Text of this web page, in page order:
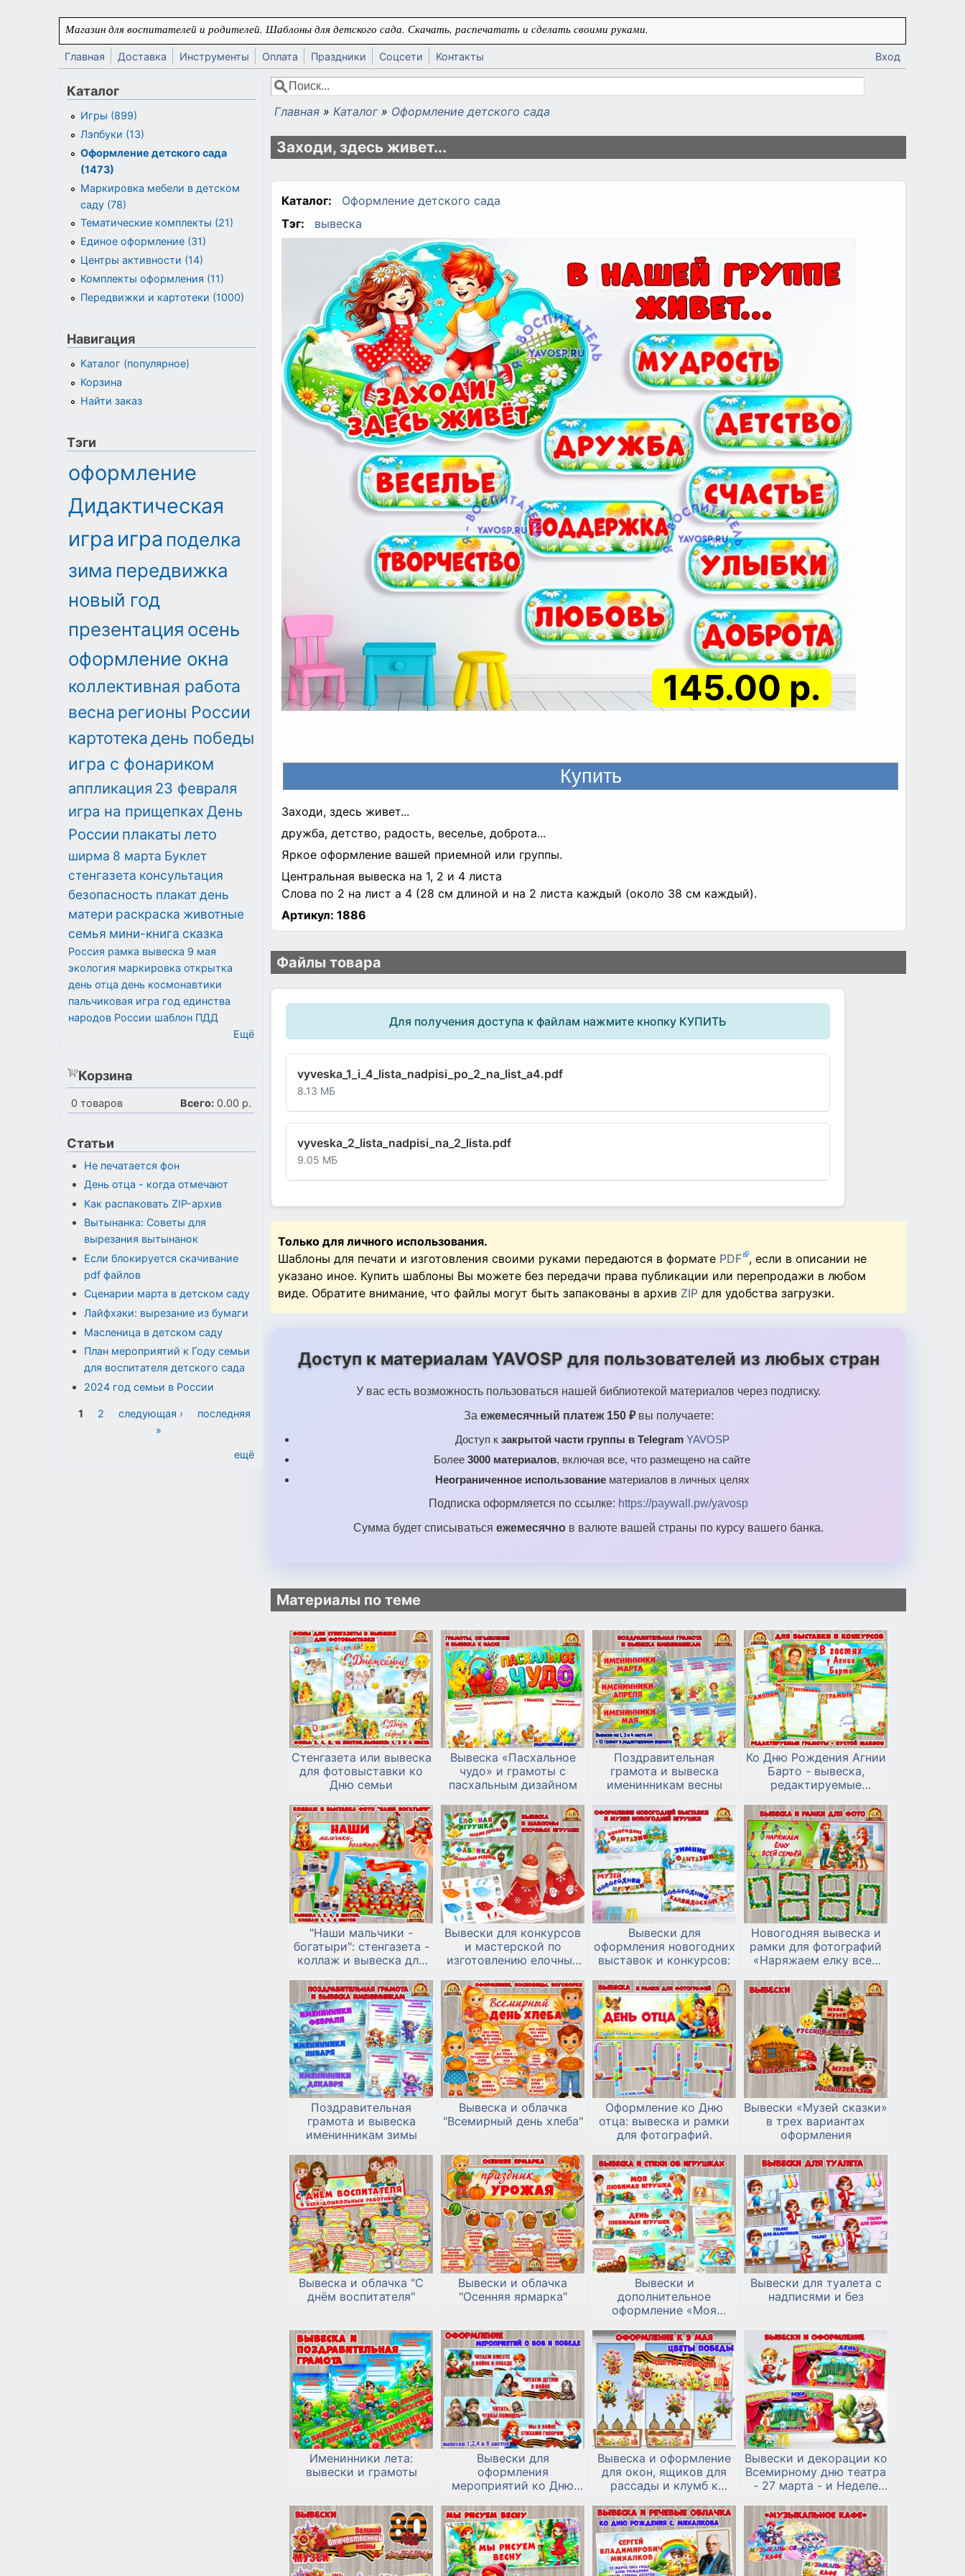
Перейти к основному содержанию
Магазин для воспитателей и родителей. Шаблоны для детского сада. Скачать, распечатать и сделать своими руками.
Главная Доставка Инструменты Оплата Праздники Соцсети Контакты Вход
Форма поиска
Поиск
Вы здесь
Главная » Каталог » Оформление детского сада
Заходи, здесь живет...
Каталог:
Оформление детского сада
Тэг:
вывеска
145.00 р.
Заходи, здесь живет...
дружба, детство, радость, веселье, доброта...
Яркое оформление вашей приемной или группы.
Центральная вывеска на 1, 2 и 4 листа
Слова по 2 на лист а 4 (28 см длиной и на 2 листа каждый (около 38 см каждый).
Артикул: 1886
Файлы товара
Для получения доступа к файлам нажмите кнопку КУПИТЬ
vyveska_1_i_4_lista_nadpisi_po_2_na_list_a4.pdf
8.13 МБ
vyveska_2_lista_nadpisi_na_2_lista.pdf
9.05 МБ
Только для личного использования.
Шаблоны для печати и изготовления своими руками передаются в формате PDF , если в описании не
указано иное. Купить шаблоны Вы можете без передачи права публикации или перепродажи в любом
виде. Обратите внимание, что файлы могут быть запакованы в архив ZIP для удобства загрузки.
Доступ к материалам YAVOSP для пользователей из любых стран
У вас есть возможность пользоваться нашей библиотекой материалов через подписку.
За ежемесячный платеж 150 ₽вы получаете:
Доступ к закрытой части группы в Telegram YAVOSP
Более 3000 материалов, включая все, что размещено на сайте
Неограниченное использованиематериалов в личных целях
Подписка оформляется по ссылке: https://paywall.pw/yavosp
Сумма будет списываться ежемесячно в валюте вашей страны по курсу вашего банка.
Материалы по теме
Стенгазета или вывеска
для фотовыставки ко
Дню семьи
Вывеска «Пасхальное
чудо» и грамоты с
пасхальным дизайном
Поздравительная
грамота и вывеска
именинникам весны
Ко Дню Рождения Агнии
Барто - вывеска,
редактируемые
шаблон
"Наши мальчики -
богатыри": стенгазета -
коллаж и вывеска для
февраля и дню
мальчиков
Вывески для конкурсов
и мастерской по
изготовлению елочных
Вывески для
оформления новогодних
выставок и конкурсов:
Новогодняя вывеска и
рамки для фотографий
«Наряжаем елку всей
Поздравительная
грамота и вывеска
именинникам зимы
Вывеска и облачка
"Всемирный день хлеба"
Оформление ко Дню
отца: вывеска и рамки
для фотографий.
Вывески «Музей сказки»
в трех вариантах
оформления
Вывеска и облачка "С
днём воспитателя"
Вывески и облачка
"Осенняя ярмарка"
Вывески и
дополнительное
оформление «Моя
«День любимых
игрушек».
Вывески для туалета с
надписями и без
Именинники лета:
вывески и грамоты
Вывески для
оформления
мероприятий ко Дню
Вывеска и оформление
для окон, ящиков для
рассады и клумб к
и 9 мая
Вывески и декорации ко
Всемирному дню театра
- 27 марта - и Неделе
Каталог
Игры (899)
Лэпбуки (13)
Оформление детского сада
(1473)
Маркировка мебели в детском
саду (78)
Тематические комплекты (21)
Единое оформление (31)
Центры активности (14)
Комплекты оформления (11)
Передвижки и картотеки (1000)
Навигация
Каталог (популярное)
Корзина
Найти заказ
Тэги
оформление
Дидактическая
игра игра поделка
зима передвижка
новый год
презентация осень
оформление окна
коллективная работа
весна регионы России
картотекадень победы
игра с фонариком
аппликация 23 февраля
игра на прищепках День
России плакаты лето
ширма 8 марта Буклет
стенгазета консультация
безопасность плакатдень
матери раскраска животные
семья мини-книга сказка
Россия рамка вывеска 9 мая
экология маркировка открытка
день отца день космонавтики
пальчиковая игра год единства
народов России шаблон ПДД
Ещё
Корзина
0 товаров Всего: 0.00 р.
Статьи
Не печатается фон
День отца - когда отмечают
Как распаковать ZIP-архив
Вытынанка: Советы для
вырезания вытынанок
Если блокируется скачивание
pdf файлов
Сценарии марта в детском саду
Лайфхаки: вырезание из бумаги
Масленица в детском саду
План мероприятий к Году семьи
для воспитателя детского сада
2024 год семьи в России
Страницы
1 2 следующая ›
последняя
»
ещё